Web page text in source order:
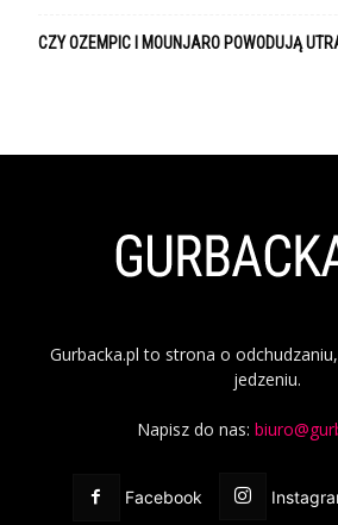
CZY OZEMPIC I MOUNJARO POWODUJĄ
Gurbacka.pl to strona o
jedzeniu.
Napisz do nas:
Facebook